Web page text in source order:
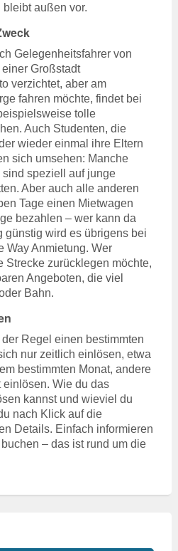
außen vor.
Gelegenheitsfahrer von
Großstadt
verzichtet, aber am
fahren möchte, findet bei
tolle
Auch Studenten, die
wieder einmal ihre Eltern
sich umsehen: Manche
speziell auf junge
Aber auch alle anderen
Tage einen Mietwagen
bezahlen – wer kann da
günstig wird es übrigens bei
Way Anmietung. Wer
Strecke zurücklegen möchte,
Angeboten, die viel
Bahn.
Regel einen bestimmten
nur zeitlich einlösen, etwa
bestimmten Monat, andere
einlösen. Wie du das
kannst und wieviel du
nach Klick auf die
Details. Einfach informieren
– das ist rund um die